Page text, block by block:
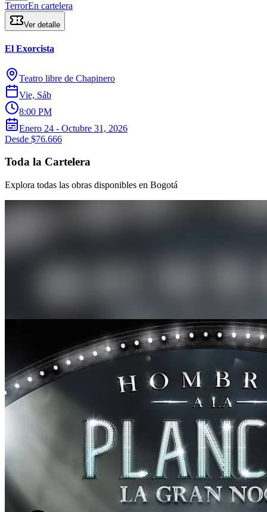
TerrorEn cartelera
Ver detalle
El Exorcista
Teatro libre de Chapinero
Vie, Sáb
8:00 PM
Enero 24 - Octubre 31, 2026
Desde $76.666
Toda la Cartelera
Explora todas las obras disponibles en Bogotá